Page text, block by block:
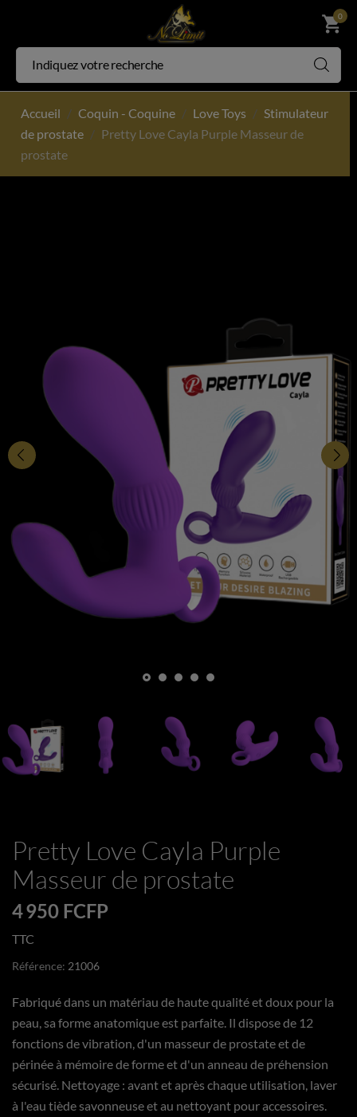
shopping_cart
0
Accueil Coquin - Coquine Love Toys
Stimulateur
de prostate
Pretty Love Cayla Purple Masseur de
prostate
Pretty Love Cayla Purple
Masseur de prostate
4 950 FCFP
TTC
Référence: 21006
Fabriqué dans un matériau de haute qualité et doux pour la
peau, sa forme anatomique est parfaite. Il dispose de 12
fonctions de vibration, d'un masseur de prostate et de
périnée à mémoire de forme et d'un anneau de préhension
sécurisé. Nettoyage : avant et après chaque utilisation, laver
à l'eau tiède savonneuse et au nettoyant pour accessoires.